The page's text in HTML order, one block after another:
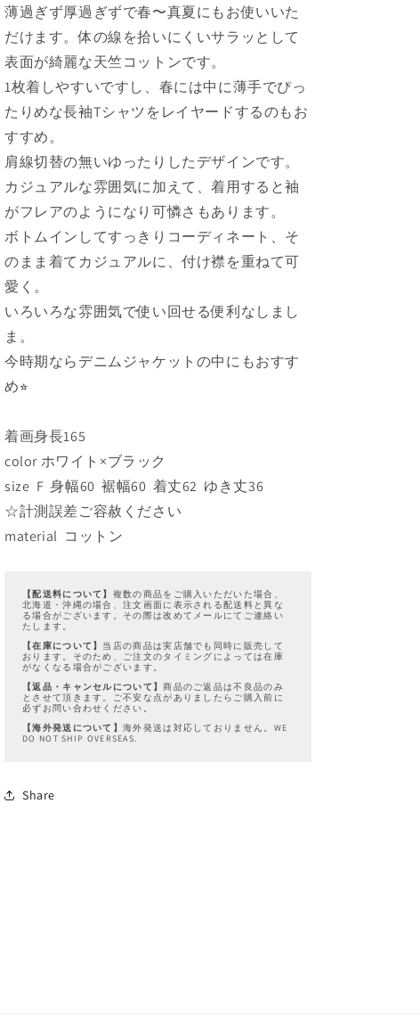
ト
×
ブ
ラ
ッ
ク
の
数
量
減
ら
す
ト
×
ラ
ッ
ク
数
量
増
や
す
薄過ぎず厚過ぎずで春〜真夏にもお使いいた
だけます。体の線を拾いにくいサラッとして
表面が綺麗な天竺コットンです。
1枚着しやすいですし、春には中に薄手でぴっ
たりめな長袖Tシャツをレイヤードするのもお
すすめ。
肩線切替の無いゆったりしたデザインです。
カジュアルな雰囲気に加えて、着用すると袖
がフレアのようになり可憐さもあります。
ボトムインしてすっきりコーディネート、そ
のまま着てカジュアルに、付け襟を重ねて可
愛く。
いろいろな雰囲気で使い回せる便利なしまし
ま。
今時期ならデニムジャケットの中にもおすす
め⭐︎
着画身長165
color ホワイト×ブラック
size F 身幅60 裾幅60 着丈62 ゆき丈36
☆計測誤差ご容赦ください
material コットン
【配送料について】 複数の商品をご購入いただいた場合、
北海道・沖縄の場合、注文画面に表示される配送料と異な
る場合がございます。その際は改めてメールにてご連絡い
たします。
【在庫について】 当店の商品は実店舗でも同時に販売して
おります。そのため、ご注文のタイミングによっては在庫
がなくなる場合がございます。
【返品・キャンセルについて】商品のご返品は不良品のみ
とさせて頂きます。ご不安な点がありましたらご購入前に
必ずお問い合わせください。
【海外発送について】 海外発送は対応しておりません。WE
DO NOT SHIP OVERSEAS.
Share